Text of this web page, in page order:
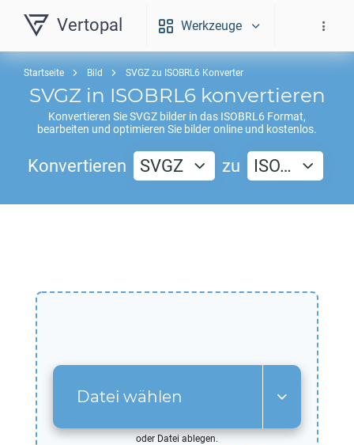
Vertopal Werkzeuge
Startseite Bild SVGZ zu ISOBRL6 Konverter
SVGZin ISOBRL6konvertieren
Konvertieren SieSVGZ bilder in das ISOBRL6 Format,
bearbeiten und optimieren Sie bilder online und kostenlos.
Konvertieren SVGZ zu ISO…
Datei wählen
oder Datei ablegen.